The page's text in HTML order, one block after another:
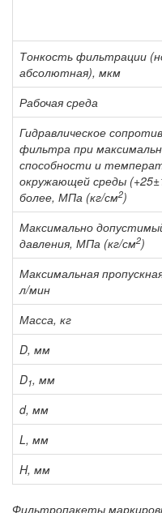
Тонкость фильтрации
абсолютная), мкм
Рабочая среда
Гидравлическое
фильтра при
способности и
окружающей среды
более, МПа (кг/см2)
Максимально
давления, МПа (кг/см2)
Максимальная
л/мин
Масса, кг
D, мм
D1, мм
d, мм
L, мм
H, мм
Фильтропакеты